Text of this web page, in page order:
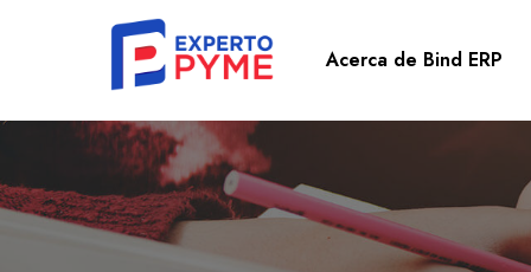
Acerca de Bind ERP